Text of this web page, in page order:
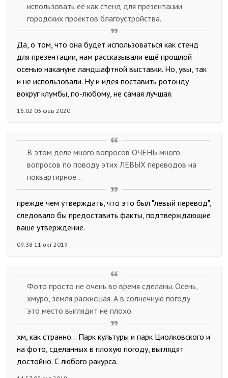
использовать её как стенд для презентации
городских проектов благоустройства.
Да, о том, что она будет использоваться как стенд
для презентации, нам рассказывали ещё прошлой
осенью накануне ландшафтной выставки. Но, увы, так
и не использовали. Ну и идея поставить ротонду
вокруг клумбы, по-любому, не самая лучшая.
16:02 03 фев 2020
В этом деле много вопросов ОЧЕНЬ много
вопросов по поводу этих ЛЕВЫХ переводов на
поквартирное...
прежде чем утверждать, что это был "левый перевод",
следовало бы предоставить факты, подтверждающие
ваше утверждение.
09:38 11 окт 2019
Фото просто не очень во время сделаны. Осень,
хмуро, земля раскисшая. А в солнечную погоду
это место выглядит не плохо.
хм, как странно... Парк культуры и парк Циолковского и
на фото, сделанных в плохую погоду, выглядят
достойно. С любого ракурса.